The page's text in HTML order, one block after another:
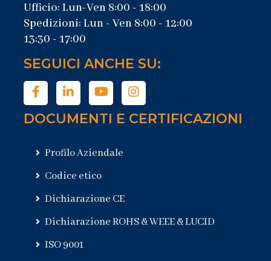
Ufficio: Lun-Ven 8:00 - 18:00
Spedizioni: Lun - Ven 8:00 - 12:00
13:30 - 17:00
SEGUICI ANCHE SU:
DOCUMENTI E CERTIFICAZIONI
Profilo Aziendale
Codice etico
Dichiarazione CE
Dichiarazione ROHS & WEEE & LUCID
ISO 9001